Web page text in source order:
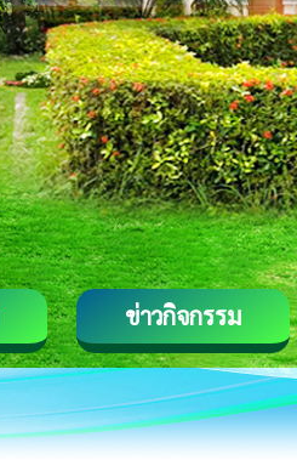
ข่าวกิจกรรม